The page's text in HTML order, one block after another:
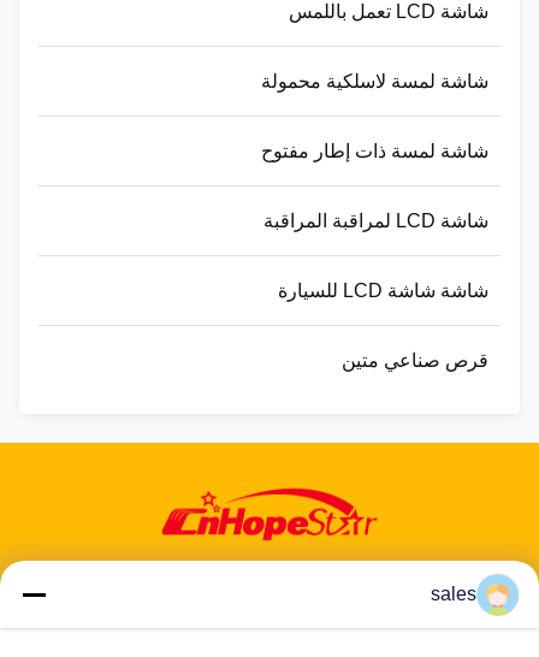
شاشة LCD تعمل باللمس
شاشة لمسة لاسلكية محمولة
شاشة لمسة ذات إطار مفتوح
شاشة LCD لمراقبة المراقبة
شاشة شاشة LCD للسيارة
قرص صناعي متين
sales